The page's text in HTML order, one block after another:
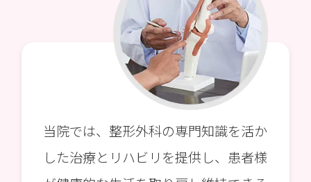
当院では、整形外科の専門知識を活か
した治療とリハビリを提供し、患者様